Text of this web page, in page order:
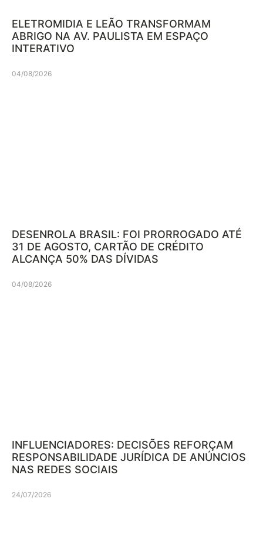
ELETROMIDIA E LEÃO TRANSFORMAM
ABRIGO NA AV. PAULISTA EM ESPAÇO
INTERATIVO
04/08/2026
DESENROLA BRASIL: FOI PRORROGADO ATÉ
31 DE AGOSTO, CARTÃO DE CRÉDITO
ALCANÇA 50% DAS DÍVIDAS
04/08/2026
INFLUENCIADORES: DECISÕES REFORÇAM
RESPONSABILIDADE JURÍDICA DE ANÚNCIOS
NAS REDES SOCIAIS
24/07/2026